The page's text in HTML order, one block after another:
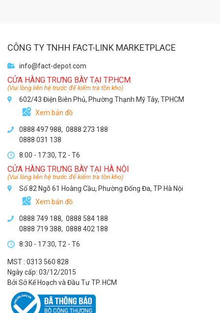
CÔNG TY TNHH FACT-LINK MARKETPLACE
info@fact-depot.com
CỬA HÀNG TRƯNG BÀY TẠI TP.HCM
(Vui lòng liên hệ trước để kiểm tra tồn kho)
602/43 Điện Biên Phủ, Phường Thạnh Mỹ Tây, TPHCM
Xem bản đồ
0888 497 988, 0888 273 188
0888 031 138
8:00 - 17:30, T2 - T6
CỬA HÀNG TRƯNG BÀY TẠI HÀ NỘI
(Vui lòng liên hệ trước để kiểm tra tồn kho)
Số 82 Ngõ 61 Hoàng Cầu, Phường Đống Đa, TP Hà Nội
Xem bản đồ
0888 749 188, 0888 584 188
0888 719 388, 0888 402 188
8:30 - 17:30, T2 - T6
MST : 0313 560 828
Ngày cấp: 03/12/2015
Bởi Sở Kế Hoạch và Đầu Tư TP. HCM